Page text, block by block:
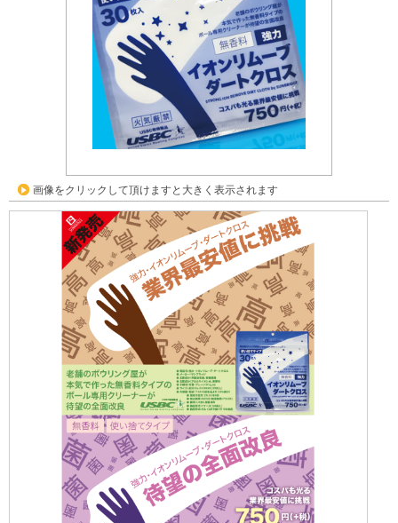
画像をクリックして頂けますと大きく表示されます